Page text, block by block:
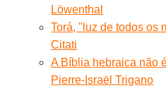
Löwenthal
Torá, "luz de todos os
Citati
A Bíblia hebraica não
Pierre-Israël Trigano